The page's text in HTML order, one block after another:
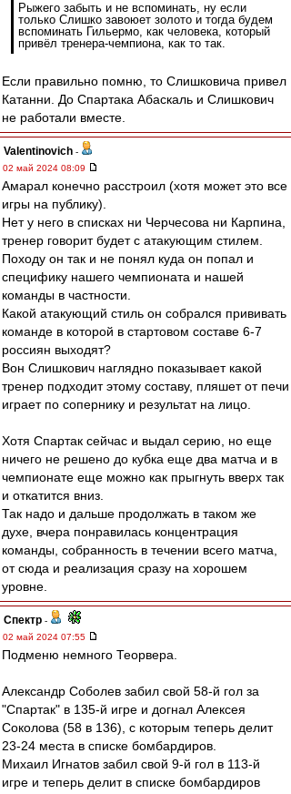
Рыжего забыть и не вспоминать, ну если
только Слишко завоюет золото и тогда будем
вспоминать Гильермо, как человека, который
привёл тренера-чемпиона, как то так.
Если правильно помню, то Слишковича привел
Катанни. До Спартака Абаскаль и Слишкович
не работали вместе.
Valentinovich -
02 май 2024 08:09
Амарал конечно расстроил (хотя может это все
игры на публику).
Нет у него в списках ни Черчесова ни Карпина,
тренер говорит будет с атакующим стилем.
Походу он так и не понял куда он попал и
специфику нашего чемпионата и нашей
команды в частности.
Какой атакующий стиль он собрался прививать
команде в которой в стартовом составе 6-7
россиян выходят?
Вон Слишкович наглядно показывает какой
тренер подходит этому составу, пляшет от печи
играет по сопернику и результат на лицо.
Хотя Спартак сейчас и выдал серию, но еще
ничего не решено до кубка еще два матча и в
чемпионате еще можно как прыгнуть вверх так
и откатится вниз.
Так надо и дальше продолжать в таком же
духе, вчера понравилась концентрация
команды, собранность в течении всего матча,
от сюда и реализация сразу на хорошем
уровне.
Спектр -
02 май 2024 07:55
Подменю немного Теорвера.
Александр Соболев забил свой 58-й гол за
"Спартак" в 135-й игре и догнал Алексея
Соколова (58 в 136), с которым теперь делит
23-24 места в списке бомбардиров.
Михаил Игнатов забил свой 9-й гол в 113-й
игре и теперь делит в списке бомбардиров